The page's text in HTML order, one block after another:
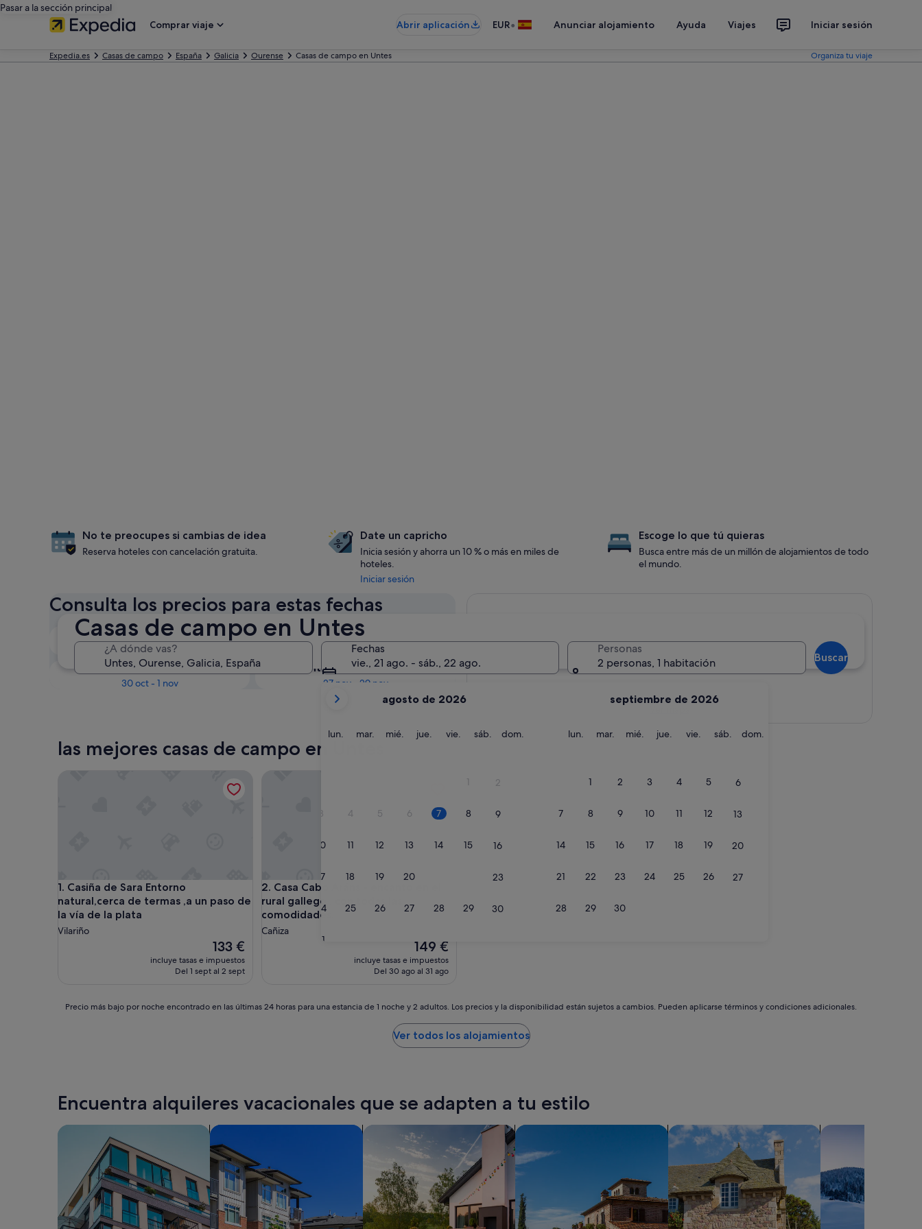
Pasar a la sección principal
Comprar viaje
Abrir aplicación EUR• Anunciar alojamiento Ayuda Viajes Iniciar sesión
Expedia.es Casas de campo España Galicia Ourense Casas de campo en Untes Organiza tu viaje
Casas de campo en Untes
¿A dónde vas?
Fechas
vie., 21 ago. - sáb., 22 ago.
meses
son
August
de
agosto de 2026
lun. lunesmar. martes
mié. miércoles
jue. jueves
vie. viernes
sáb. sábado
dom.
1 2
3 4 5 6 7 8 9
10 11 12 13 14 15 16
17 18 19 20 23
24 25 26 27 28 29 30
31
septiembre de 2026
lun. lunesmar. martes
mié. miércoles
jue. jueves
vie. viernes
sáb. sábado
dom.
1 2 3 4 5 6
7 8 9 10 11 12 13
14 15 16 17 18 19 20
21 22 23 24 25 26 27
28 29 30
Personas
2 personas, 1 habitación
Buscar
No te preocupes si cambias de idea
Reserva hoteles con cancelación gratuita.
Date un capricho
Inicia sesión y ahorra un 10 % o más en miles de
hoteles.
Iniciar sesión
Escoge lo que tú quieras
Busca entre más de un millón de alojamientos de todo
el mundo.
Consulta los precios para estas fechas
En dos semanas
21 ago - 23 ago
En dos meses
2 oct - 4 oct
Dentro de tres meses
30 oct - 1 nov
Dentro de cuatro meses
27 nov - 29 nov
las mejores casas de campo en Untes
1. Casiña de Sara Entorno
natural,cerca de termas ,a un paso de
la vía de la plata
Casiña de Sara Entorno natural,cerca de termas ,a un paso de la vía de la plata
Vilariño
El
precio
actual
133 €
133 €
incluye tasas e impuestos
Del 1 sept al 2 sept
2. Casa Cabo Aráns - encanto en el
rural gallego , con todas las
comodidades.
Casa Cabo Aráns - encanto en el rural gallego , con todas las comodidades.
Cañiza
El
precio
actual
149 €
149 €
incluye tasas e impuestos
Del 30 ago al 31 ago
Casa Cabo Aráns - encanto en el rural gallego , con todas las comodidades.
Precio
las
últimas
para
1 noche
2 adultos.
Los
Precio más bajo por noche encontrado en las últimas 24 horas para una estancia de 1 noche y 2 adultos. Los precios y la disponibilidad están sujetos a cambios. Pueden aplicarse términos y condiciones adicionales.
Ver todos los alojamientos
Encuentra alquileres vacacionales que se adapten a tu estilo
Buscar apartamentos Buscar condominios buscar casas de vacaciones privadasBuscar villas Buscar casas de campo Buscar chalets